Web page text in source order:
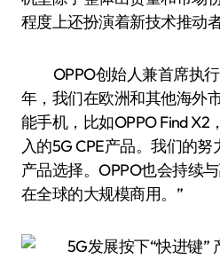
程度上还扮演着新技术推动
OPPO创始人兼首席执
年，我们在欧洲和其他海外
能手机，比如OPPO Find X2
入的5G CPE产品。我们的
产品选择。OPPO也会持续
在全球的大规模商用。”